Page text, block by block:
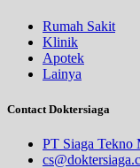
Rumah Sakit
Klinik
Apotek
Lainya
Contact Doktersiaga
PT Siaga Tekno